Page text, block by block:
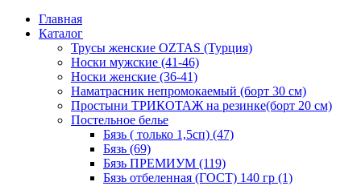
Главная
Каталог
Трусы женские OZTAS (Турция)
Носки мужские (41-46)
Носки женские (36-41)
Наматрасник непромокаемый (борт 30 см)
Простыни ТРИКОТАЖ на резинке(борт 20 см)
Постельное белье
Бязь ( только 1,5сп) (47)
Бязь (69)
Бязь ПРЕМИУМ (119)
Бязь отбеленная (ГОСТ) 140 гр (1)